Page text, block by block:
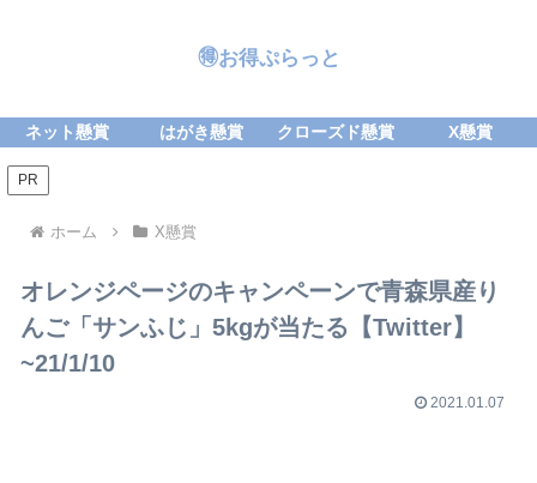
🉐お得ぷらっと
ネット懸賞 はがき懸賞 クローズド懸賞 X懸賞
PR
ホーム X懸賞
オレンジページのキャンペーンで青森県産り
んご「サンふじ」5kgが当たる【Twitter】
~21/1/10
2021.01.07